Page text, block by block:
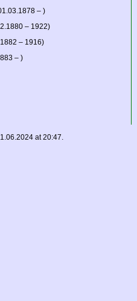
– )
– 1922)
– 1916)
– )
at 20:47.